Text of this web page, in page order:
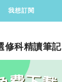
修科精讀筆記